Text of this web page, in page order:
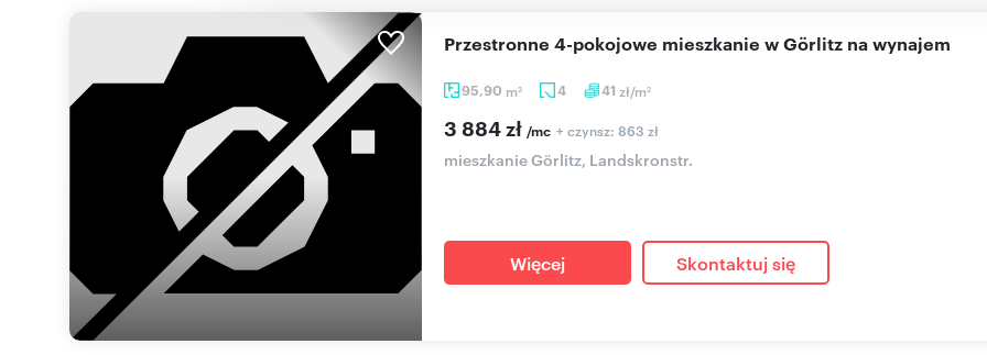
95,90 m2 4 41 zł/m2
Przestronne 4-pokojowe mieszkanie w Görlitz na wynajem
3 884 zł /mc + czynsz: 863 zł
mieszkanie Görlitz, Landskronstr.
Więcej Skontaktuj się